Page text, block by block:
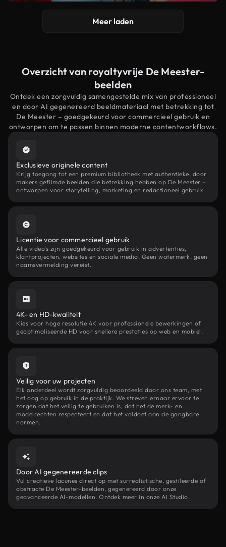
Meer laden
Overzicht van royaltyvrije De Meester-
beelden
Ontdek een zorgvuldig samengestelde mix van professioneel
en door AI gegenereerd beeldmateriaal met betrekking tot
De Meester – goedgekeurd voor commercieel gebruik en
ontworpen om te passen binnen moderne contentworkflows.
Exclusieve originele content
Krijg toegang tot een premium bibliotheek met authentieke, door
makers gefilmde beelden die betrekking hebben op De Meester –
ontworpen voor storytelling, marketing en redactioneel gebruik.
Licentie voor commercieel gebruik
Alle video's zijn goedgekeurd voor gebruik in advertenties,
klantprojecten, websites en sociale media. Geen watermerk, geen
naamsvermelding vereist.
4K- en HD-kwaliteit
Kies voor hoge resolutie 4K voor professionele bewerkingen of
geoptimaliseerde HD voor snellere prestaties op web en mobiel.
Veilig voor uw projecten
Elk onderdeel wordt zorgvuldig beoordeeld door ons team, met
het oog op gebruik in de praktijk. We streven ernaar ervoor te
zorgen dat het veilig te gebruiken is, dat het de merk- en
modelrechten respecteert en dat het voldoet aan de gangbare
normen.
Door AI gegenereerde clips
Vul creatieve lacunes direct op met surrealistische, gestileerde of
abstracte De Meester-beelden, gegenereerd door onze
geavanceerde AI-modellen. Ontdek meer in onze AI Studio.